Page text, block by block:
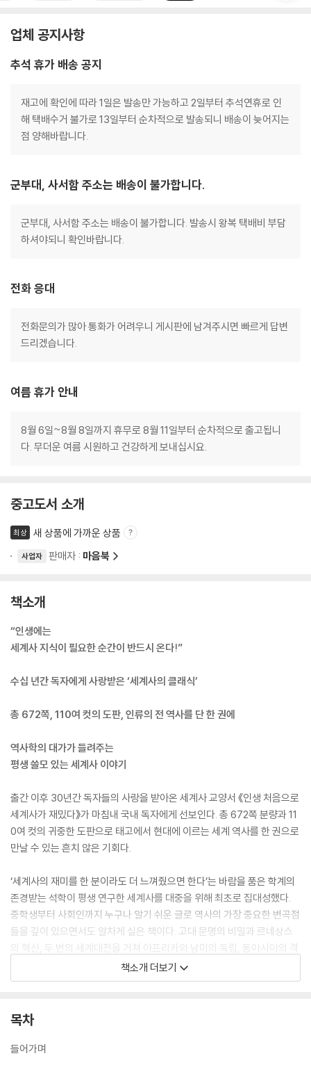
업체 공지사항
추석 휴가 배송 공지
재고에 확인에 따라 1일은 발송만 가능하고 2일부터 추석연휴로 인
해 택배수거 불가로 13일부터 순차적으로 발송되니 배송이 늦어지는
점 양해바랍니다.
군부대, 사서함 주소는 배송이 불가합니다.
군부대, 사서함 주소는 배송이 불가합니다. 발송시 왕복 택배비 부담
하셔야되니 확인바랍니다.
전화 응대
전화문의가 많아 통화가 어려우니 게시판에 남겨주시면 빠르게 답변
드리겠습니다.
여름 휴가 안내
8월 6일~8월 8일까지 휴무로 8월 11일부터 순차적으로 출고됩니
다. 무더운 여름 시원하고 건강하게 보내십시요.
중고도서 소개
최상 새 상품에 가까운 상품
사업자 판매자 : 마음북
책소개
“인생에는
세계사 지식이 필요한 순간이 반드시 온다!”
수십 년간 독자에게 사랑받은 ‘세계사의 클래식’
총 672쪽, 110여 컷의 도판, 인류의 전 역사를 단 한 권에
역사학의 대가가 들려주는
평생 쓸모 있는 세계사 이야기
출간 이후 30년간 독자들의 사랑을 받아온 세계사 교양서 《인생 처음으로
세계사가 재밌다》가 마침내 국내 독자에게 선보인다. 총 672쪽 분량과 11
0여 컷의 귀중한 도판으로 태고에서 현대에 이르는 세계 역사를 한 권으로
만날 수 있는 흔치 않은 기회다.
‘세계사의 재미를 한 분이라도 더 느껴줬으면 한다’는 바람을 품은 학계의
존경받는 석학이 평생 연구한 세계사를 대중을 위해 최초로 집대성했다.
중학생부터 사회인까지 누구나 알기 쉬운 글로 역사의 가장 중요한 변곡점
들을 깊이 있으면서도 알차게 실은 책이다. 고대 문명의 비밀과 르네상스
의 혁신, 두 번의 세계대전을 거쳐 아프리카와 남미의 독립, 동아시아의 격
동으로 이어지는 전 지구적 문명사가 짜임새 있는 흐름으로 펼쳐진다. 이
해를 돕는 그림자료는 역사적 장면을 생생히 느낄 수 있도록 엄선되었다.
“르네상스는 1000년 동안 억눌린 중세인의 마음이 내부로 초집중된 결과
질적인 통찰을 곳곳에 녹인 대가의 필치는 책의 백미다. 단두대로 향하던
책소개 더보기
목차
들어가며